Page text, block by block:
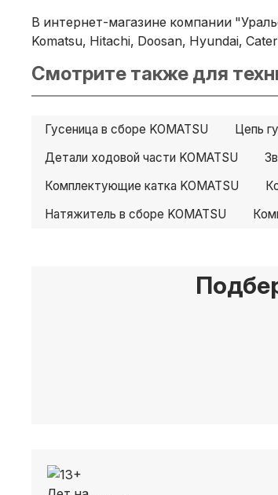
В интернет-магазине компании
Komatsu, Hitachi, Doosan, Hyundai,
Смотрите также для
Гусеница в сборе KOMATSU Цепь
Детали ходовой части KOMATSU
Комплектующие катка KOMATSU
Натяжитель в сборе KOMATSU